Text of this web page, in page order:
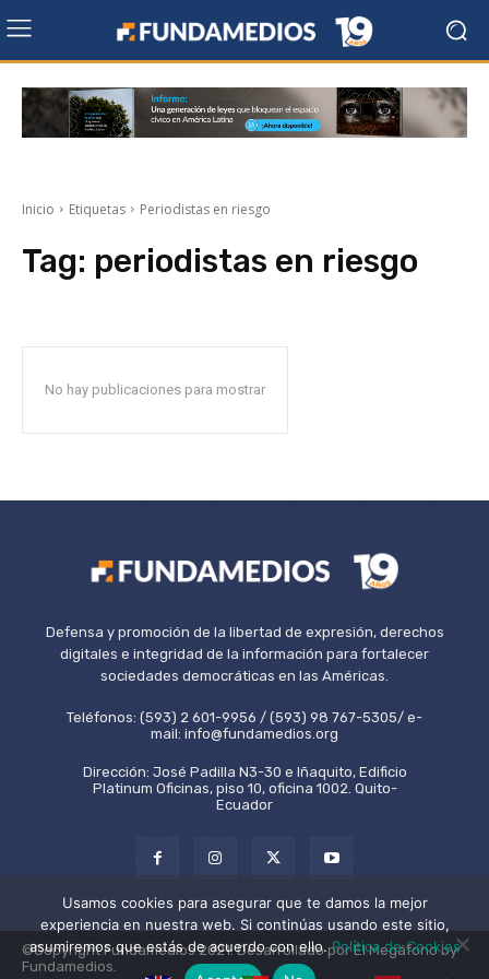
Inicio Etiquetas Periodistas en riesgo
Tag: periodistas en riesgo
No hay publicaciones para mostrar
Defensa y promoción de la libertad de expresión, derechos
digitales e integridad de la información para fortalecer
sociedades democráticas en las Américas.
Teléfonos: (593) 2 601-9956 / (593) 98 767-5305/ e-
mail: info@fundamedios.org
Dirección: José Padilla N3-30 e Iñaquito, Edificio
Platinum Oficinas, piso 10, oficina 1002. Quito-
Ecuador
©Copyright Fundamedios 2021. Desarrollado por El Megáfono by
Fundamedios.
Usamos cookies para asegurar que te damos la mejor
experiencia en nuestra web. Si continúas usando este sitio,
asumiremos que estás de acuerdo con ello.Política de Cookies